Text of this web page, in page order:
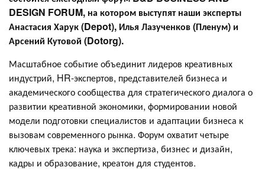
DESIGN FORUM, на котором выступят наши эксперты
Анастасия Харук (Depot), Илья Лазученков (Пленум) и
Арсений Кутовой (Dotorg).
Масштабное событие объединит лидеров креативных
индустрий, HR-экспертов, представителей бизнеса и
академического сообщества для стратегического диалога о
развитии креативной экономики, формировании новой
модели подготовки специалистов и адаптации бизнеса к
вызовам современного рынка. Форум охватит четыре
ключевых трека: наука и экспертиза, бизнес и дизайн,
кадры и образование, креатон для студентов.